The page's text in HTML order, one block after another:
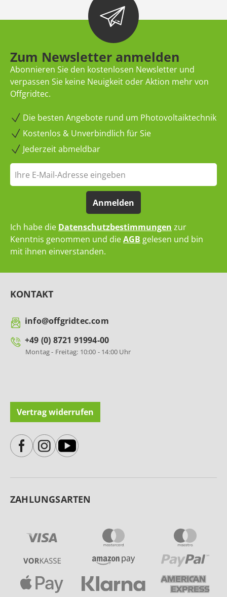
Zum Newsletter anmelden
Abonnieren Sie den kostenlosen Newsletter und
verpassen Sie keine Neuigkeit oder Aktion mehr von
Offgridtec.
Die besten Angebote rund um Photovoltaiktechnik
Kostenlos & Unverbindlich für Sie
Jederzeit abmeldbar
Anmelden
Ich habe die Datenschutzbestimmungen zur
Kenntnis genommen und dieAGB gelesen und bin
mit ihnen einverstanden.
KONTAKT
info@offgridtec.com
+49 (0) 8721 91994-00
Montag - Freitag: 10:00 - 14:00 Uhr
Vertrag widerrufen
ZAHLUNGSARTEN